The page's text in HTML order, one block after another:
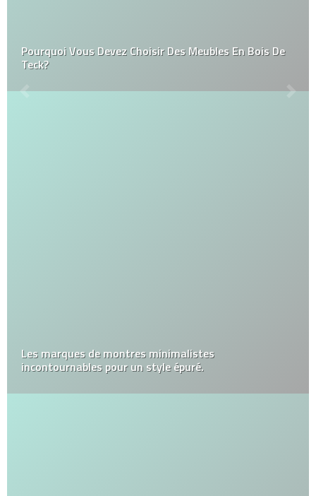
Pourquoi Vous Devez Choisir Des Meubles En Bois De
Teck?
Les marques de montres minimalistes
incontournables pour un style épuré.